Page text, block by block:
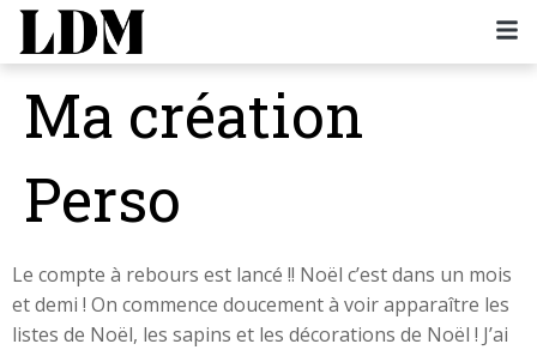
Ma création
Perso
Le compte à rebours est lancé !! Noël c’est dans un mois
et demi ! On commence doucement à voir apparaître les
listes de Noël, les sapins et les décorations de Noël ! J’ai